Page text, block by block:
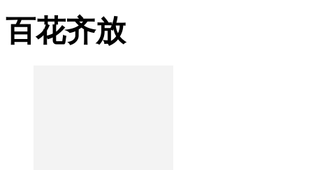
百花齐放